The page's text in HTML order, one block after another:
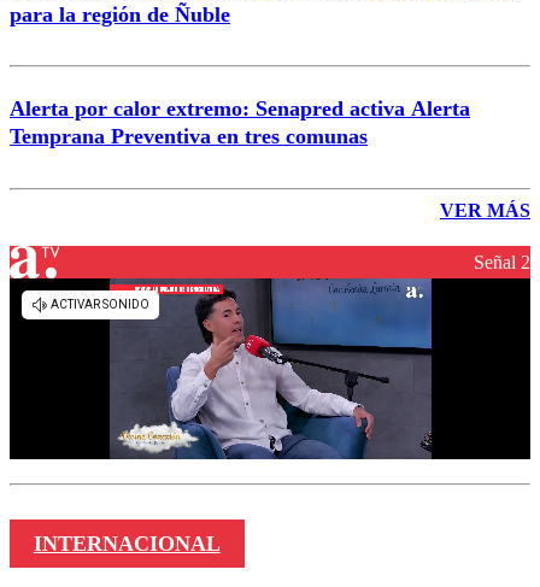
para la región de Ñuble
Alerta por calor extremo: Senapred activa Alerta
Temprana Preventiva en tres comunas
VER MÁS
Señal 2
INTERNACIONAL